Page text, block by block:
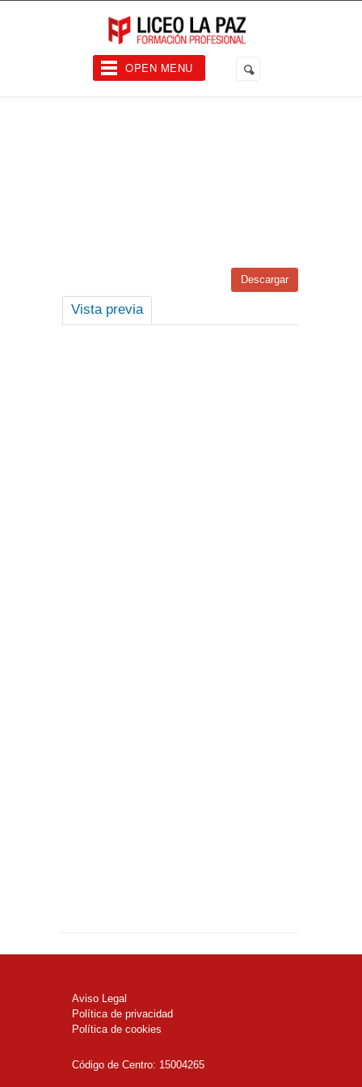
OPEN MENU
Descargar
Vista previa
Aviso Legal
Política de privacidad
Política de cookies
Código de Centro: 15004265